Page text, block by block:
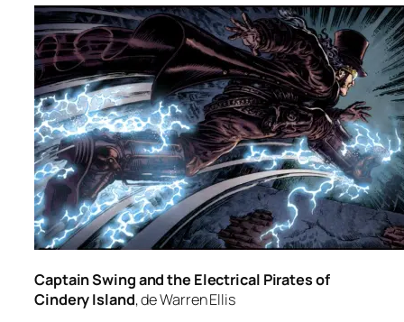
Captain Swing and the Electrical Pirates of
Cindery Island, de Warren Ellis